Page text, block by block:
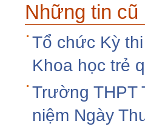
Những tin cũ
Tổ chức Kỳ
Khoa học trẻ
Trường THPT
niệm Ngày